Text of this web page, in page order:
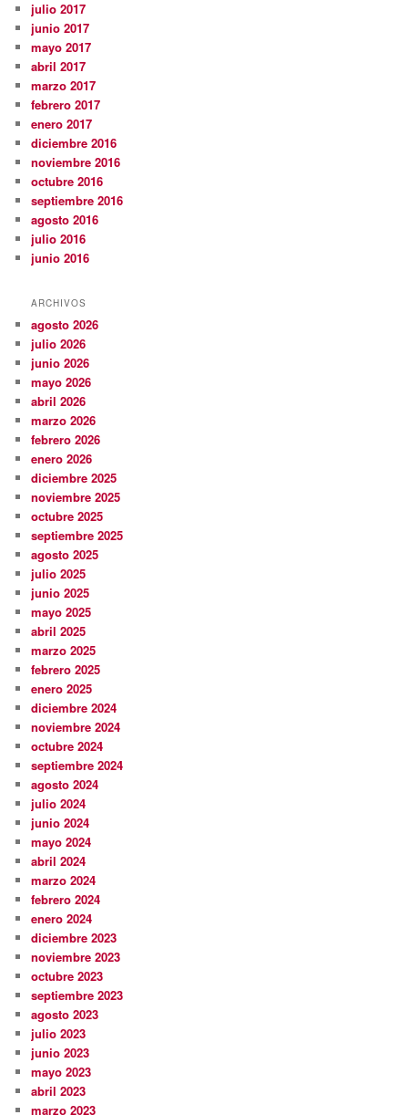
julio 2017
junio 2017
mayo 2017
abril 2017
marzo 2017
febrero 2017
enero 2017
diciembre 2016
noviembre 2016
octubre 2016
septiembre 2016
agosto 2016
julio 2016
junio 2016
ARCHIVOS
agosto 2026
julio 2026
junio 2026
mayo 2026
abril 2026
marzo 2026
febrero 2026
enero 2026
diciembre 2025
noviembre 2025
octubre 2025
septiembre 2025
agosto 2025
julio 2025
junio 2025
mayo 2025
abril 2025
marzo 2025
febrero 2025
enero 2025
diciembre 2024
noviembre 2024
octubre 2024
septiembre 2024
agosto 2024
julio 2024
junio 2024
mayo 2024
abril 2024
marzo 2024
febrero 2024
enero 2024
diciembre 2023
noviembre 2023
octubre 2023
septiembre 2023
agosto 2023
julio 2023
junio 2023
mayo 2023
abril 2023
marzo 2023